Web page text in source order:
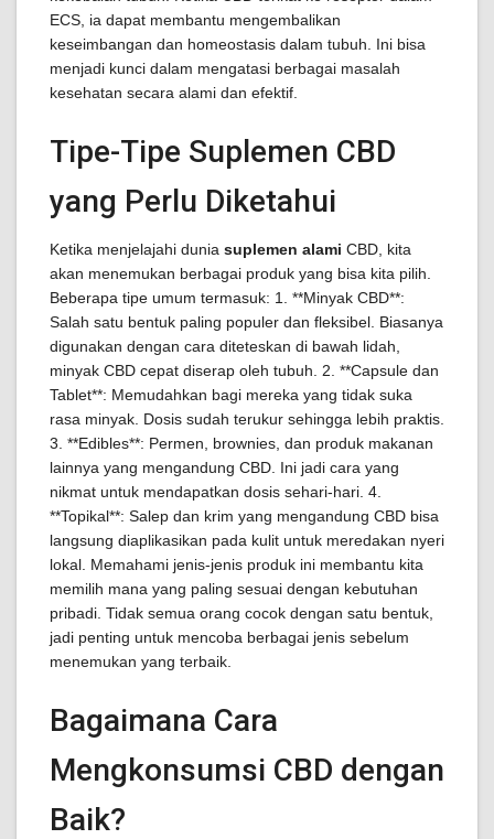
ECS, ia dapat membantu mengembalikan
keseimbangan dan homeostasis dalam tubuh. Ini bisa
menjadi kunci dalam mengatasi berbagai masalah
kesehatan secara alami dan efektif.
Tipe-Tipe Suplemen CBD
yang Perlu Diketahui
Ketika menjelajahi dunia suplemen alami CBD, kita
akan menemukan berbagai produk yang bisa kita pilih.
Beberapa tipe umum termasuk: 1. **Minyak CBD**:
Salah satu bentuk paling populer dan fleksibel. Biasanya
digunakan dengan cara diteteskan di bawah lidah,
minyak CBD cepat diserap oleh tubuh. 2. **Capsule dan
Tablet**: Memudahkan bagi mereka yang tidak suka
rasa minyak. Dosis sudah terukur sehingga lebih praktis.
3. **Edibles**: Permen, brownies, dan produk makanan
lainnya yang mengandung CBD. Ini jadi cara yang
nikmat untuk mendapatkan dosis sehari-hari. 4.
**Topikal**: Salep dan krim yang mengandung CBD bisa
langsung diaplikasikan pada kulit untuk meredakan nyeri
lokal. Memahami jenis-jenis produk ini membantu kita
memilih mana yang paling sesuai dengan kebutuhan
pribadi. Tidak semua orang cocok dengan satu bentuk,
jadi penting untuk mencoba berbagai jenis sebelum
menemukan yang terbaik.
Bagaimana Cara
Mengkonsumsi CBD dengan
Baik?